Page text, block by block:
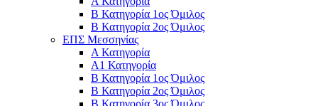
Β Κατηγορία 1ος Όμιλος
Β Κατηγορία 2ος Όμιλος
ΕΠΣ Μεσσηνίας
Α Κατηγορία
Α1 Κατηγορία
Β Κατηγορία 1ος Όμιλος
Β Κατηγορία 2ος Όμιλος
Β Κατηγορία 3ος Όμιλος